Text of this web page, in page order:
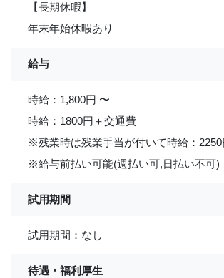
【長期休暇】
年末年始休暇あり
給与
時給：1,800円 〜
時給：1800円＋交通費
※残業時は残業手当が付いて時給：2250
※給与前払い可能(週払い可,日払い不可)
試用期間
試用期間：なし
待遇・福利厚生